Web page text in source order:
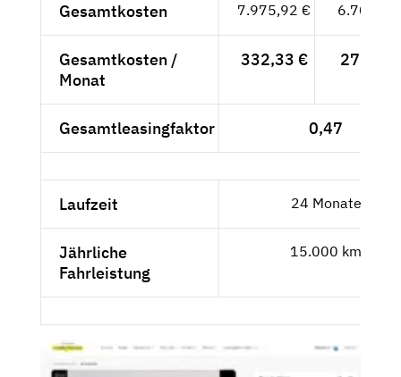
Gesamtkosten 7.975,92 € 6.702,45
Gesamtkosten /
Monat
332,33 € 279,27
Gesamtleasingfaktor 0,47
Laufzeit 24 Monate
Jährliche
Fahrleistung
15.000 km